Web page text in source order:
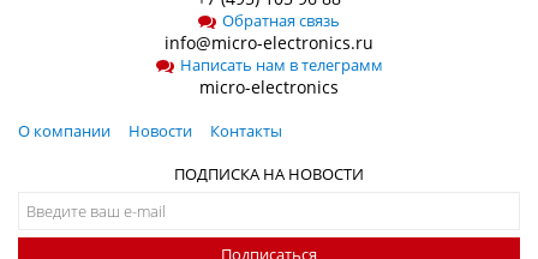
Обратная связь
info@micro-electronics.ru
Написать нам в телеграмм
micro-electronics
О компании Новости
Контакты
ПОДПИСКА НА НОВОСТИ
Подписаться